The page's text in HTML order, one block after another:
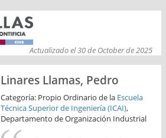
Actualizado el 30 de October de 2025
Linares Llamas, Pedro
Categoría: Propio Ordinario de la Escuela
Técnica Superior de Ingeniería (ICAI),
Departamento de Organización Industrial